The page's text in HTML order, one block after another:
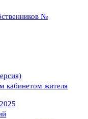
№
кабинетом жителя